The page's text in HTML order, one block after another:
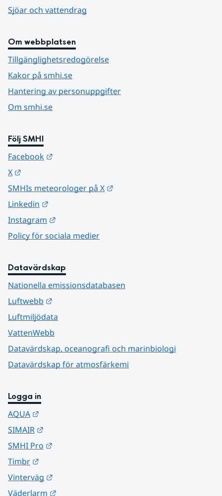
Sjöar och vattendrag
Om webbplatsen
Tillgänglighetsredogörelse
Kakor på smhi.se
Hantering av personuppgifter
Om smhi.se
Följ SMHI
Facebook
X
SMHIs meteorologer på X
Linkedin
Instagram
Policy för sociala medier
Datavärdskap
Nationella emissionsdatabasen
Luftwebb
Luftmiljödata
VattenWebb
Datavärdskap, oceanografi och marinbiologi
Datavärdskap för atmosfärkemi
Logga in
AQUA
SIMAIR
SMHI Pro
Timbr
Vinterväg
Väderlarm